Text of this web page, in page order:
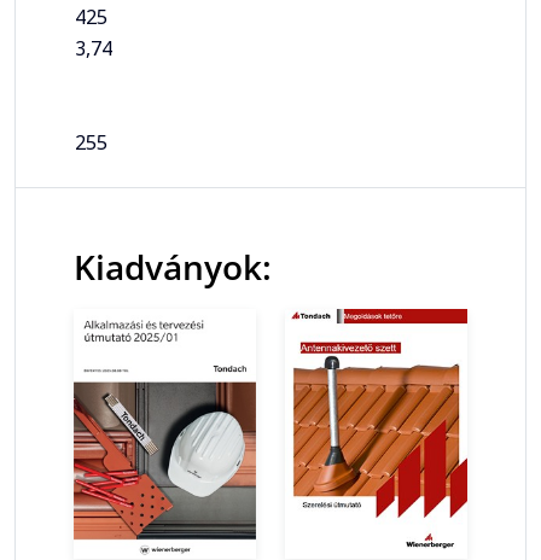
425
3,74
255
Kiadványok: